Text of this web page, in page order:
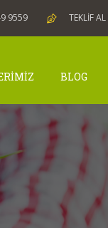
9559 TEKLİF AL
BLOG